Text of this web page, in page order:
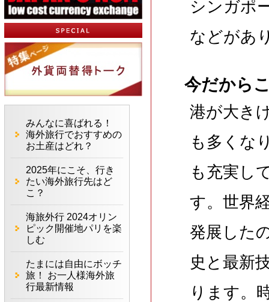
シンガポ
などがあ
今だから
港が大き
も多くな
も充実し
す。世界
発展した
史と最新
ります。
みんなに喜ばれる！
海外旅行でおすすめの
お土産はどれ？
2025年にこそ、行き
たい海外旅行先はど
こ？
海旅外行 2024オリン
ピック開催地パリを楽
しむ
たまには自由にボッチ
旅！ お一人様海外旅
行最新情報